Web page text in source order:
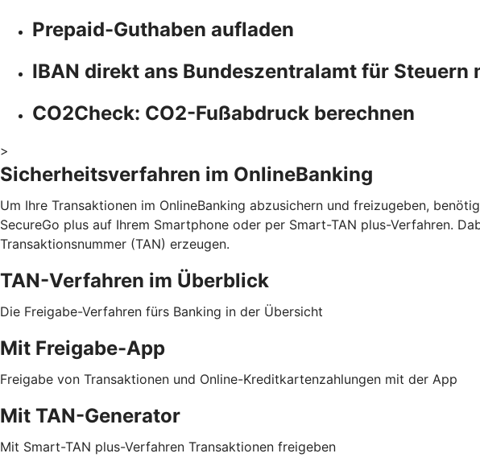
Prepaid-Guthaben aufladen
IBAN direkt ans Bundeszentralamt für Steuern
CO2Check: CO2-Fußabdruck berechnen
>
Sicherheitsverfahren im OnlineBanking
Um Ihre Transaktionen im OnlineBanking abzusichern und freizugeben,
SecureGo plus auf Ihrem Smartphone oder per Smart-TAN plus-Verfahren.
Transaktionsnummer (TAN) erzeugen.
TAN-Verfahren im Überblick
Die Freigabe-Verfahren fürs Banking in der Übersicht
Mit Freigabe-App
Freigabe von Transaktionen und Online-Kreditkartenzahlungen mit der App
Mit TAN-Generator
Mit Smart-TAN plus-Verfahren Transaktionen freigeben